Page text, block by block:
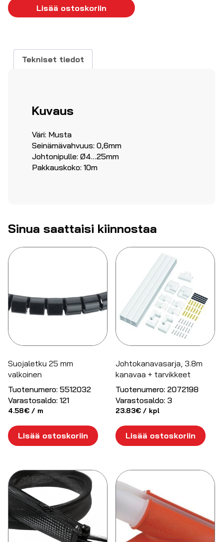
25mm,
Lisää ostoskoriin
Tekniset tiedot
Kuvaus
Väri: Musta
Seinämävahvuus: 0,6mm
Johtonipulle: Ø4…25mm
Pakkauskoko: 10m
Sinua saattaisi kiinnostaa
Suojaletku 25 mm
valkoinen
Tuotenumero: 5512032
Varastosaldo: 121
4.58€ / m
Lisää ostoskoriin
Johtokanavasarja, 3.8m
kanavaa + tarvikkeet
Tuotenumero: 2072198
Varastosaldo: 3
23.83€ / kpl
Lisää ostoskoriin